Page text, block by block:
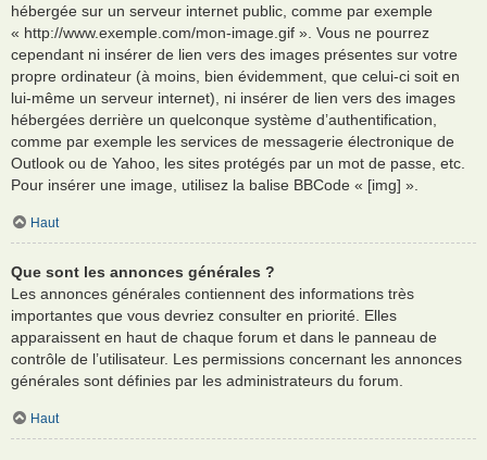
hébergée sur un serveur internet public, comme par exemple
« http://www.exemple.com/mon-image.gif ». Vous ne pourrez
cependant ni insérer de lien vers des images présentes sur votre
propre ordinateur (à moins, bien évidemment, que celui-ci soit en
lui-même un serveur internet), ni insérer de lien vers des images
hébergées derrière un quelconque système d’authentification,
comme par exemple les services de messagerie électronique de
Outlook ou de Yahoo, les sites protégés par un mot de passe, etc.
Pour insérer une image, utilisez la balise BBCode « [img] ».
Haut
Que sont les annonces générales ?
Les annonces générales contiennent des informations très
importantes que vous devriez consulter en priorité. Elles
apparaissent en haut de chaque forum et dans le panneau de
contrôle de l’utilisateur. Les permissions concernant les annonces
générales sont définies par les administrateurs du forum.
Haut